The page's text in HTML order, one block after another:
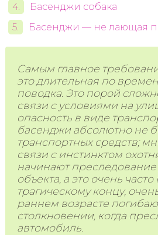
Басенджи собака
Басенджи — не лающая
Самым главное
это длительная по
поводка. Это порой
связи с условиями на
опасность в виде
басенджи абсолютно не
транспортных средств;
связи с инстинктом
начинают
объекта, а это очень
трагическому концу,
раннем возрасте
столкновении, когда
автомобиль.